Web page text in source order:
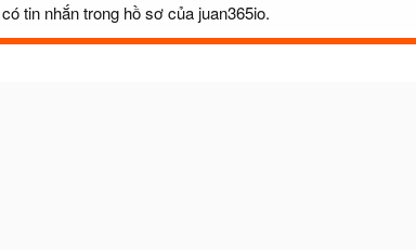
tin nhắn trong hồ sơ của juan365io.